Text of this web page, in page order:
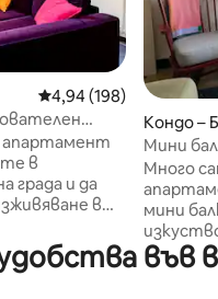
Средна оценка: 4,94
4,94 (198)
в
града и да
в
метра от
Кондо –
Мини
Много
мини
изкуство. Изобилие от
от
във